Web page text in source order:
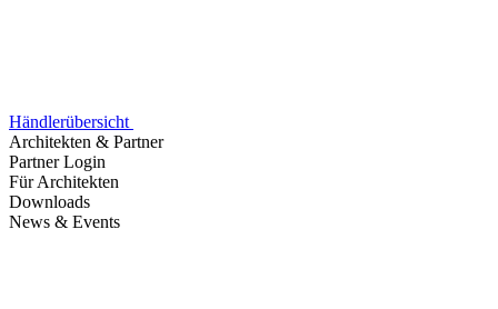
Händlerübersicht
Architekten & Partner
Partner Login
Für Architekten
Downloads
News & Events